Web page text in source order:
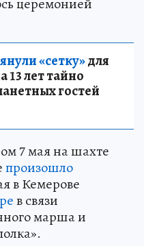
«сетку»для
13 лет тайно
гостей
7 мая на шахте
произошло
в Кемерове
в связи
марша и